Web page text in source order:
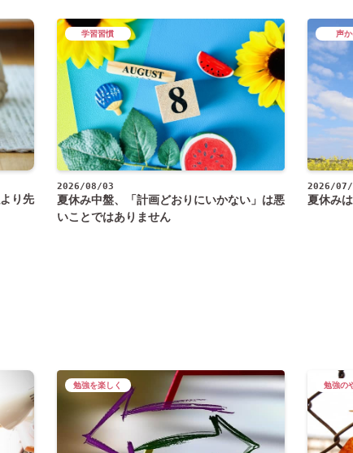
り先
2026/08/03
夏休み中盤、「計画どおりにいかない」は悪
いことではありません
学習習慣
2026/
夏休み
声
勉強を楽しく 勉強の